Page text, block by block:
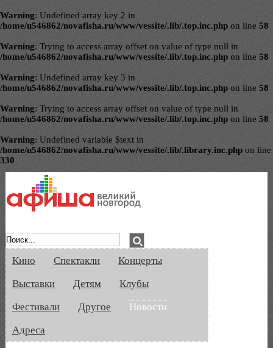
Warning: Undefined array key 2 in
/home/u546862/novafisha.ru/www/vessite/.lib/.top.inc.php on line 58
Warning: Trying to access array offset on value of type null in
/home/u546862/novafisha.ru/www/vessite/.lib/.top.inc.php on line 58
Warning: Undefined array key 3 in
/home/u546862/novafisha.ru/www/vessite/.lib/.top.inc.php on line 58
Warning: Trying to access array offset on value of type null in
/home/u546862/novafisha.ru/www/vessite/.lib/.top.inc.php on line 58
Warning: Undefined variable $text in
/home/u546862/novafisha.ru/www/vessite/.lib/.library.inc.php on line
330
Кино Спектакли
Концерты
Выставки
Детям
Клубы
Фестивали
Другое
Новости
Адреса